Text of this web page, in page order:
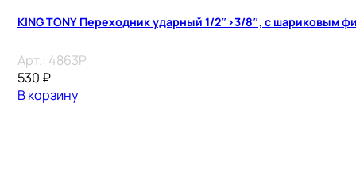
KING TONY Переходник ударный 1/2″>3/8″, с шариковым
Арт.: 4863P
530 ₽
В корзину